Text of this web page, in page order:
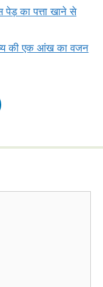
का पत्ता खाने से
की एक आंख का वजन